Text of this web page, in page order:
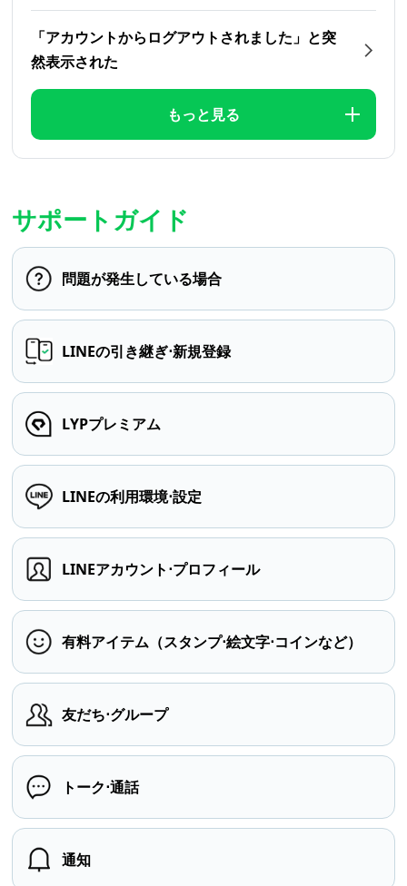
「アカウントからログアウトされました」と突
然表示された
もっと見る
サポートガイド
問題が発生している場合
LINEの引き継ぎ⋅新規登録
LYPプレミアム
LINEの利用環境⋅設定
LINEアカウント⋅プロフィール
有料アイテム（スタンプ⋅絵文字⋅コインなど）
友だち⋅グループ
トーク⋅通話
通知